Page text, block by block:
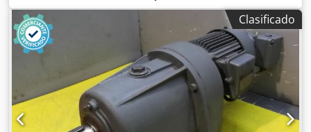
SEW, tipo: VUF1DT80K-6 -Potencia del motor: 0,37 kW -
Rango de velocidad: 1,2-6 RPM -Motor: con regulación -Eje
de transmisión: Ø 40 mm -Diseño: B3 -Cantidad: 2 motores
disponibles Crjdjc Nnaxopfx Akbjf -Precio: por unidad -
Dimensiones: 700/230/A410 mm -Peso: 70 kg
Clasificado